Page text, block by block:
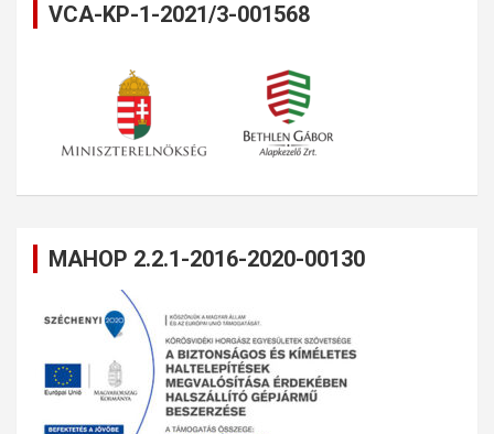
VCA-KP-1-2021/3-001568
MAHOP 2.2.1-2016-2020-00130